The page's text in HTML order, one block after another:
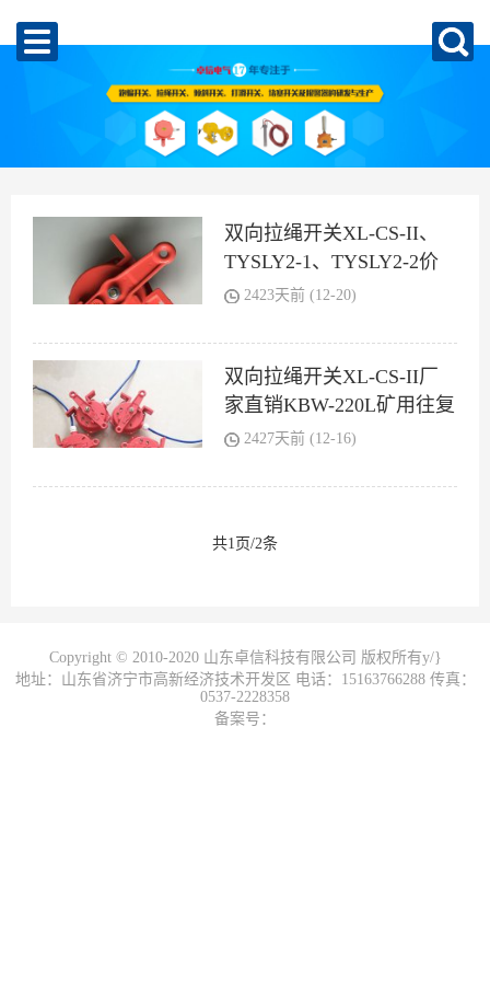
双向拉绳开关XL-CS-II、
TYSLY2-1、TYSLY2-2价
格合理
2423天前 (12-20)
双向拉绳开关XL-CS-II厂
家直销KBW-220L矿用往复
式拉绳开关
2427天前 (12-16)
共1页/2条
Copyright © 2010-2020 山东卓信科技有限公司 版权所有y/}
地址：山东省济宁市高新经济技术开发区 电话：15163766288 传真：
0537-2228358
备案号：